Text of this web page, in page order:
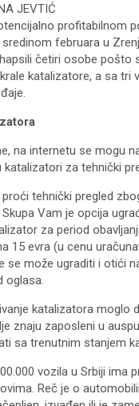
JEVTIĆ
profitabilnom
sredinom februara u
četiri osobe pošto
katalizatore, a sa tri
na internetu se mogu
katalizatori za tehnički
tehnički pregled
Vam je opcija
za period
15 evra (u cenu
se može ugraditi i otići
oglasa.
katalizatora moglo
znaju zaposleni u
sa trenutnim stanjem
vozila u Srbiji ima
Reč je o